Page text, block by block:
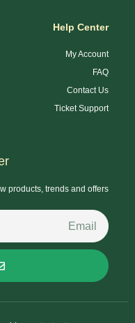
Help Center
My Account
FAQ
Contact Us
Ticket Support
products, trends and offers.